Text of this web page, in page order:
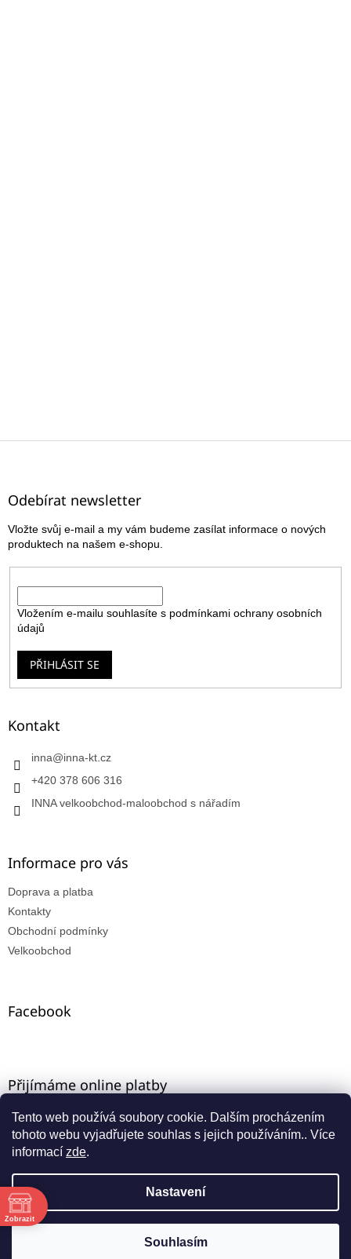
Tento web používá soubory cookie. Dalším procházením
tohoto webu vyjadřujete souhlas s jejich používáním.. Více
informací zde.
Nastavení
Souhlasím
Máte-li u nás VO registraci, zadejte e-mail ze starého e-
shopu a aktivujte přístup přes funkci "zapomenuté
Z
Odebírat newsletter
Vložte svůj e-mail a my vám budeme zasílat informace o nových
produktech na našem e-shopu.
Vložením e-mailu souhlasíte s podmínkami ochrany osobních
údajů
PŘIHLÁSIT SE
Kontakt
inna@inna-kt.cz
+420 378 606 316
INNA velkoobchod-maloobchod s nářadím
Informace pro vás
Doprava a platba
Kontakty
Obchodní podmínky
Velkoobchod
Facebook
Přijímáme online platby
Vytvořil Shoptet
INNA-KT. Všechna práva vyhrazena.
Zobrazit